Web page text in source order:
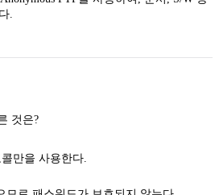
.
만을 사용한다.